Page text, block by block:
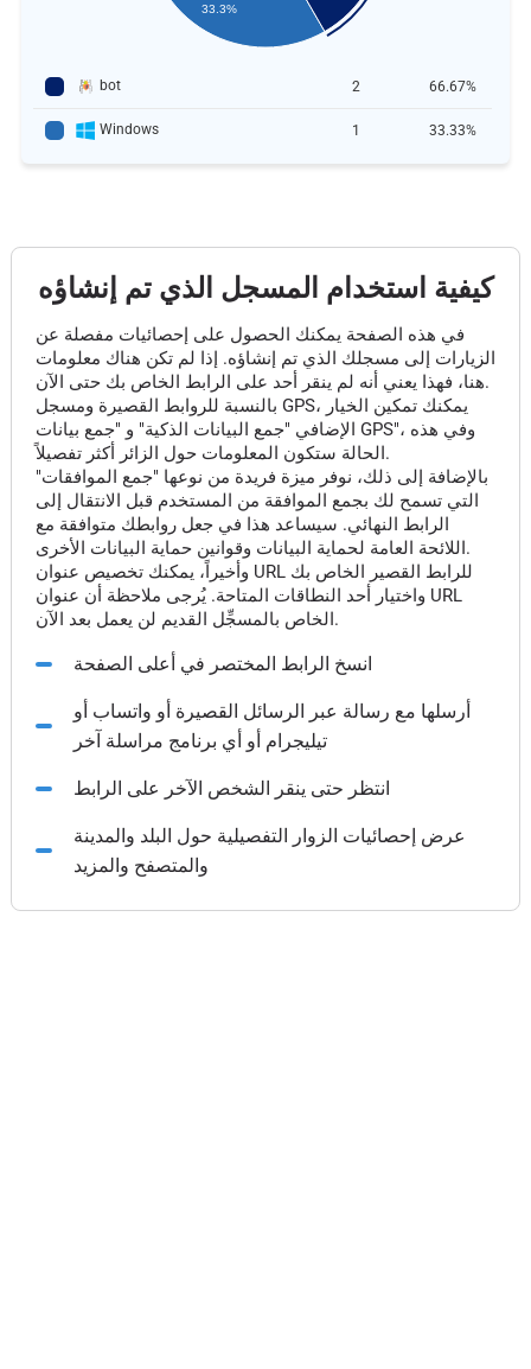
33.3%
bot 2 66.67%
Windows 1 33.33%
كيفية استخدام المسجل الذي تم إنشاؤه
في هذه الصفحة يمكنك الحصول على إحصائيات مفصلة عن
الزيارات إلى مسجلك الذي تم إنشاؤه. إذا لم تكن هناك معلومات
هنا، فهذا يعني أنه لم ينقر أحد على الرابط الخاص بك حتى الآن.
بالنسبة للروابط القصيرة ومسجل GPS، يمكنك تمكين الخيار
الإضافي "جمع البيانات الذكية" و "جمع بيانات GPS"، وفي هذه
الحالة ستكون المعلومات حول الزائر أكثر تفصيلاً.
بالإضافة إلى ذلك، نوفر ميزة فريدة من نوعها "جمع الموافقات"
التي تسمح لك بجمع الموافقة من المستخدم قبل الانتقال إلى
الرابط النهائي. سيساعد هذا في جعل روابطك متوافقة مع
اللائحة العامة لحماية البيانات وقوانين حماية البيانات الأخرى.
وأخيراً، يمكنك تخصيص عنوان URL للرابط القصير الخاص بك
واختيار أحد النطاقات المتاحة. يُرجى ملاحظة أن عنوان URL
الخاص بالمسجِّل القديم لن يعمل بعد الآن.
انسخ الرابط المختصر في أعلى الصفحة
أرسلها مع رسالة عبر الرسائل القصيرة أو واتساب أو
تيليجرام أو أي برنامج مراسلة آخر
انتظر حتى ينقر الشخص الآخر على الرابط
عرض إحصائيات الزوار التفصيلية حول البلد والمدينة
والمتصفح والمزيد